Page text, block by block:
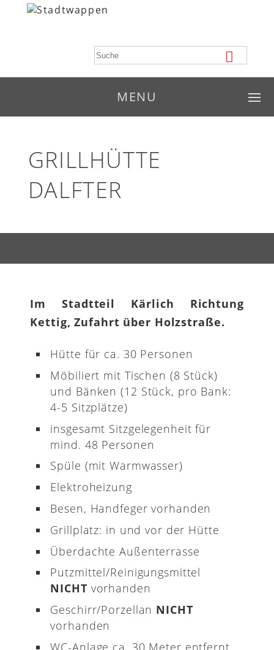
MENU
GRILLHÜTTE
DALFTER
Im Stadtteil Kärlich Richtung
Kettig, Zufahrt über Holzstraße.
Hütte für ca. 30 Personen
Möbiliert mit Tischen (8 Stück)
und Bänken (12 Stück, pro Bank:
4-5 Sitzplätze)
insgesamt Sitzgelegenheit für
mind. 48 Personen
Spüle (mit Warmwasser)
Elektroheizung
Besen, Handfeger vorhanden
Grillplatz: in und vor der Hütte
Überdachte Außenterrasse
Putzmittel/Reinigungsmittel
NICHT vorhanden
Geschirr/Porzellan NICHT
vorhanden
WC-Anlage ca. 30 Meter entfernt